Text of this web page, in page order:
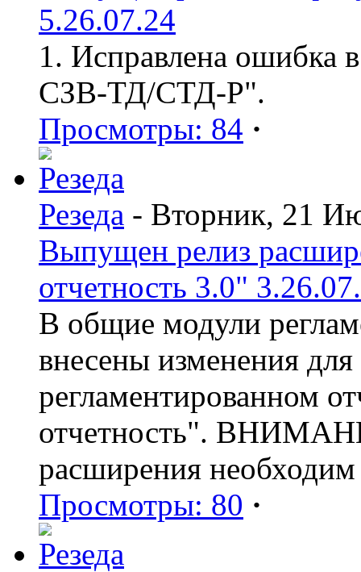
5.26.07.24
1. Исправлена ошибка
СЗВ-ТД/СТД-Р".
Просмотры: 84 ·
Резеда - Вторник, 21
Выпущен релиз
отчетность 3.0"
В общие модули
внесены изменения
регламентированном
отчетность".
расширения необходим
Просмотры: 80 ·